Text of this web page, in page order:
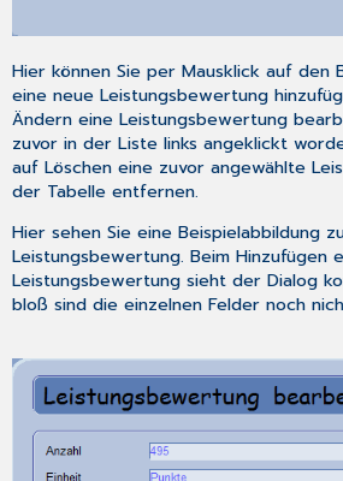
Hier können Sie per Mausklick auf
eine neue Leistungsbewertung
Ändern eine Leistungsbewertung
zuvor in der Liste links angeklickt
aufLöschen eine zuvor angewählte
der Tabelle entfernen.
Hier sehen Sie eine Beispielabbildung
Leistungsbewertung. Beim Hinzufügen
Leistungsbewertung sieht der Dialog
bloß sind die einzelnen Felder noch